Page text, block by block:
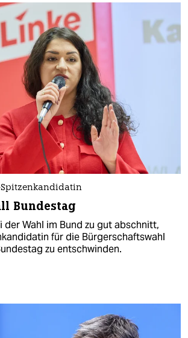
Bundestag
der Wahl im Bund zu gut abschnitt,
für die Bürgerschaftswahl
zu entschwinden.